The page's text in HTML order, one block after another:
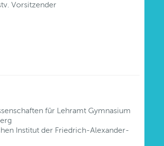
Vorsitzender
für Lehramt Gymnasium
Institut der Friedrich-Alexander-